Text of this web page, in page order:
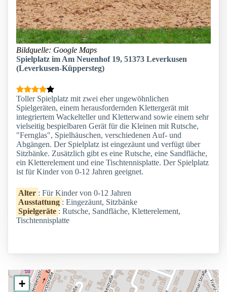
Bildquelle: Google Maps
Spielplatz im Am Neuenhof 19, 51373 Leverkusen
(Leverkusen-Küppersteg)
Toller Spielplatz mit zwei eher ungewöhnlichen
Spielgeräten, einem herausfordernden Klettergerät mit
integriertem Wackelteller und Kletterwand sowie einem sehr
vielseitig bespielbaren Gerät für die Kleinen mit Rutsche,
"Fernglas", Spielhäuschen, verschiedenen Auf- und
Abgängen. Der Spielplatz ist eingezäunt und verfügt über
Sitzbänke. Zusätzlich gibt es eine Rutsche, eine Sandfläche,
ein Kletterelement und eine Tischtennisplatte. Der Spielplatz
ist für Kinder von 0-12 Jahren geeignet.
Alter : Für Kinder von 0-12 Jahren
Ausstattung : Eingezäunt, Sitzbänke
Spielgeräte : Rutsche, Sandfläche, Kletterelement,
Tischtennisplatte
+